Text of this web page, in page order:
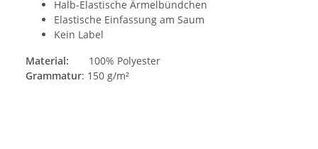
Halb-Elastische Ärmelbündchen
Elastische Einfassung am Saum
Kein Label
Material:
100% Polyester
Grammatur: 150 g/m²